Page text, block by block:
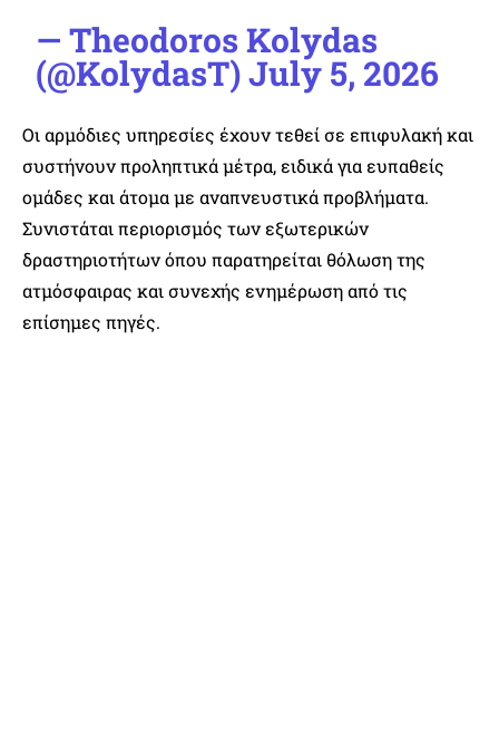
— Theodoros Kolydas
(@KolydasT)July 5, 2026
Οι αρμόδιες υπηρεσίες έχουν τεθεί σε επιφυλακή και
συστήνουν προληπτικά μέτρα, ειδικά για ευπαθείς
ομάδες και άτομα με αναπνευστικά προβλήματα.
Συνιστάται περιορισμός των εξωτερικών
δραστηριοτήτων όπου παρατηρείται θόλωση της
ατμόσφαιρας και συνεχής ενημέρωση από τις
επίσημες πηγές.